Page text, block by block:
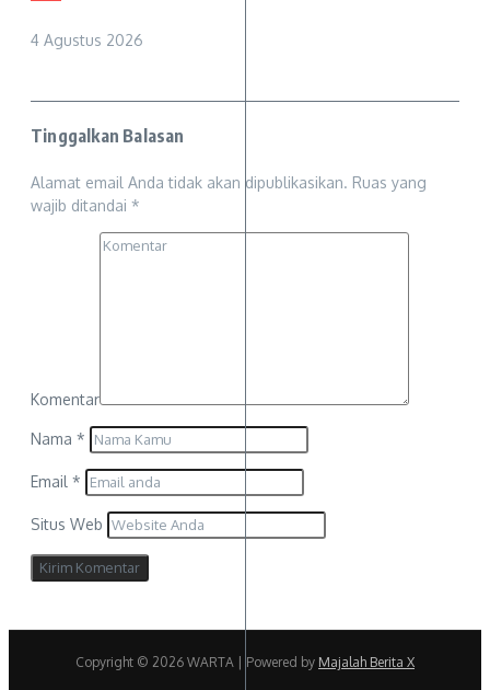
4 Agustus 2026
Tinggalkan Balasan
Alamat email Anda tidak akan dipublikasikan. Ruas yang
wajib ditandai *
Komentar
Nama *
Email *
Situs Web
Copyright © 2026 WARTA | Powered by Majalah Berita X